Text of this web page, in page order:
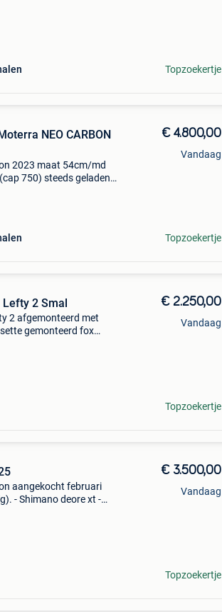
Topzoekertje
NEO CARBON
2023 maat 54cm/md
750) steeds geladen
€ 4.800,00
Vandaag
Topzoekertje
2 Smal
2 afgemonteerd met
gemonteerd fox
€ 2.250,00
Vandaag
Topzoekertje
aangekocht februari
- Shimano deore xt -
€ 3.500,00
Vandaag
Topzoekertje